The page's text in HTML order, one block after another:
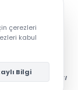
HABER POSTASI
çerezleri
kabul
Bilgi